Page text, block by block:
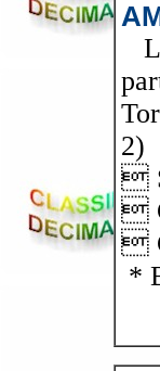
2)



*